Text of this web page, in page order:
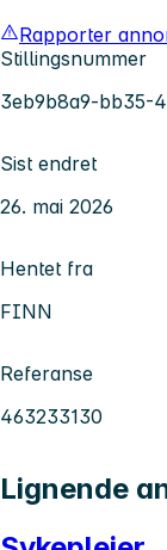
Rapporter
Stillingsnummer
3eb9b8a9-bb35-
Sist endret
26. mai 2026
Hentet fra
FINN
Referanse
463233130
Lignende